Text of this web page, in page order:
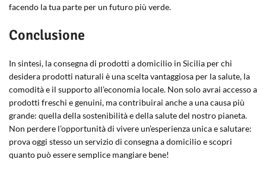
facendo la tua parte per un futuro più verde.
Conclusione
In sintesi, la consegna di prodotti a domicilio in Sicilia per chi
desidera prodotti naturali è una scelta vantaggiosa per la salute, la
comodità e il supporto all’economia locale. Non solo avrai accesso a
prodotti freschi e genuini, ma contribuirai anche a una causa più
grande: quella della sostenibilità e della salute del nostro pianeta.
Non perdere l’opportunità di vivere un’esperienza unica e salutare:
prova oggi stesso un servizio di consegna a domicilio e scopri
quanto può essere semplice mangiare bene!